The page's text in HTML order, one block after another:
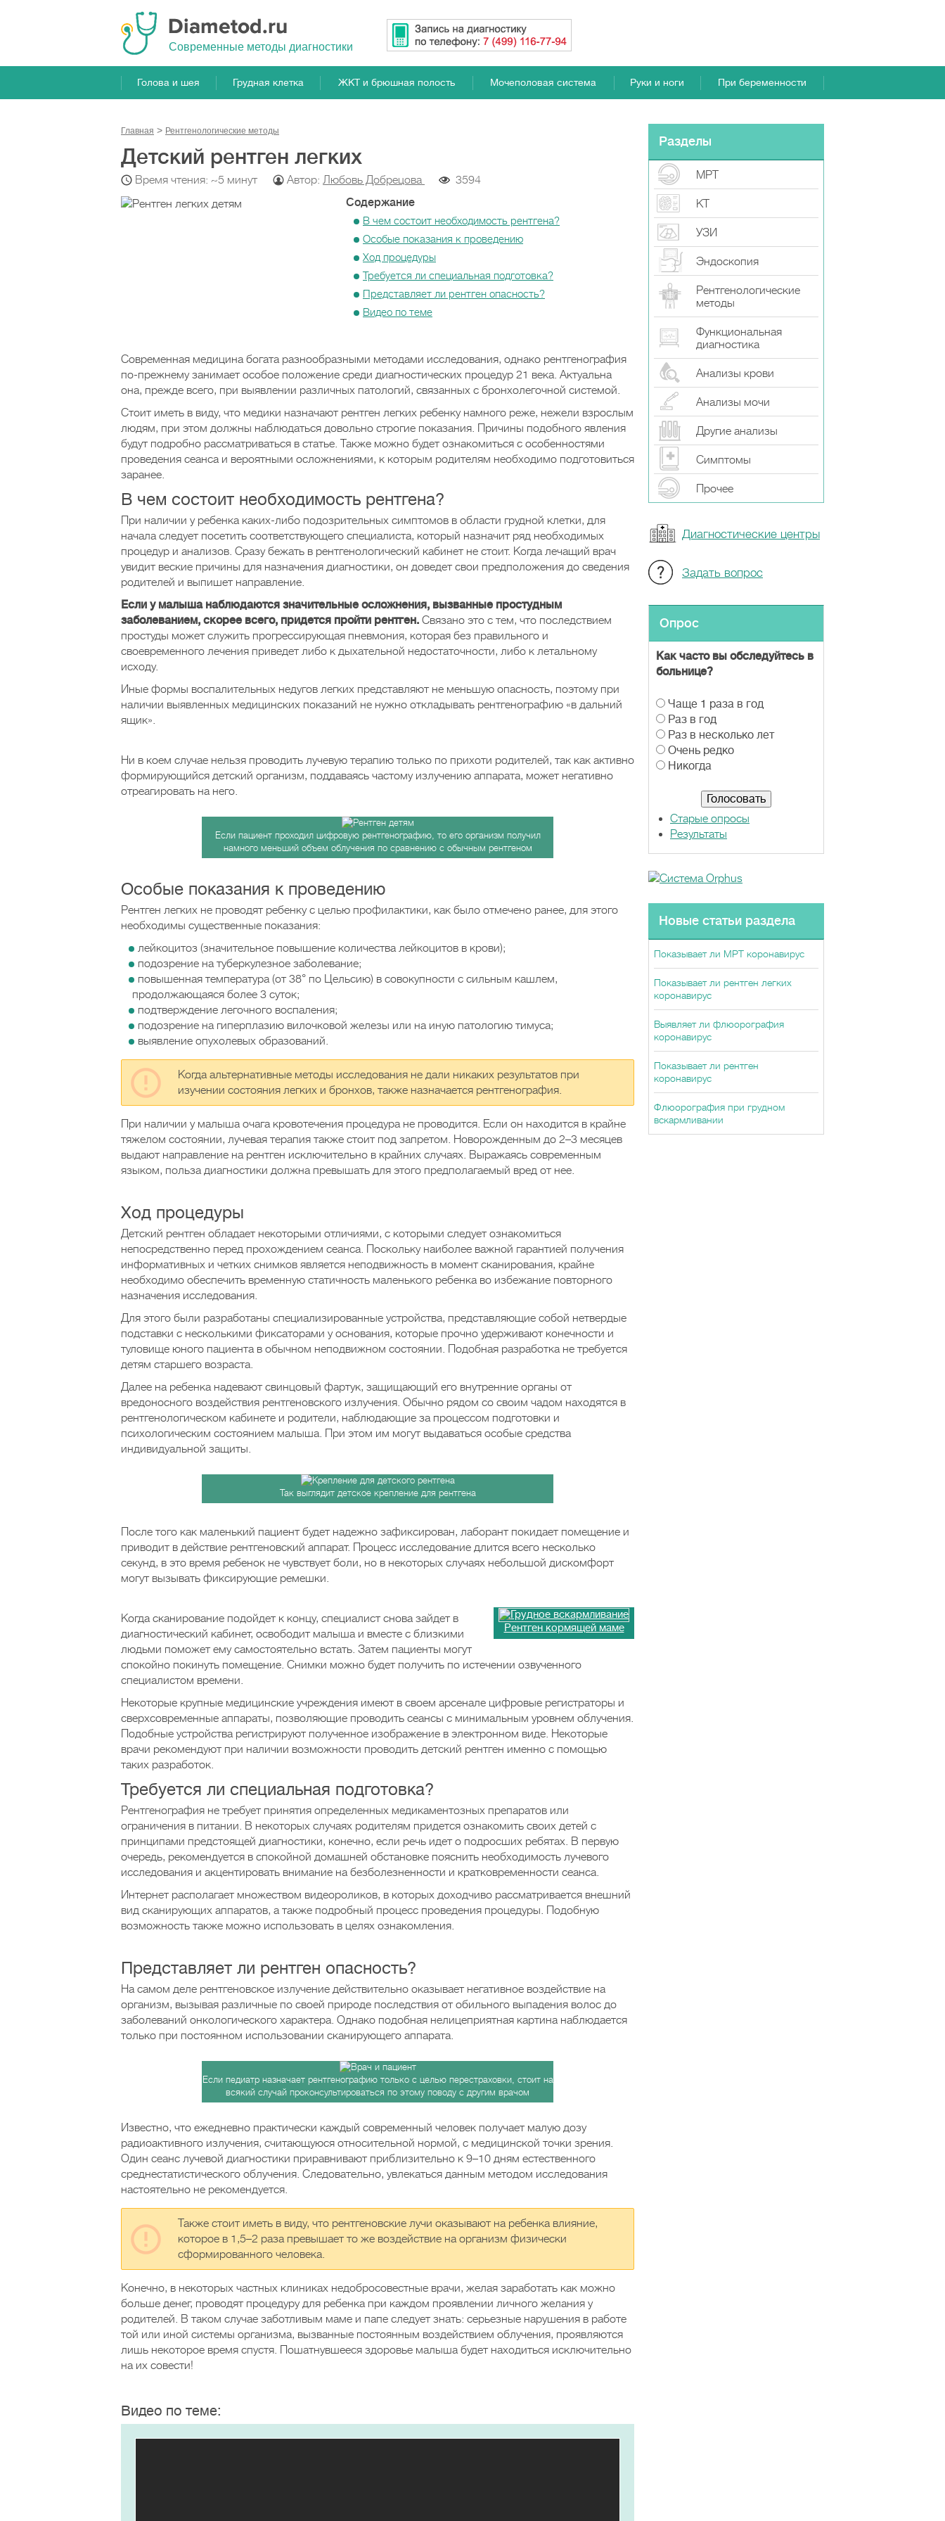
Cовременные методы диагностики
Голова и шея Грудная клетка ЖКТ и брюшная полость Мочеполовая система Руки и ноги При беременности
Главная Рентгенологические методы
Детский рентген легких
Время чтения: ~5 минут Автор: Любовь Добрецова
3594
Содержание
В чем состоит необходимость рентгена?
Особые показания к проведению
Ход процедуры
Требуется ли специальная подготовка?
Представляет ли рентген опасность?
Видео по теме
Современная медицина богата разнообразными методами исследования, однако рентгенография
по-прежнему занимает особое положение среди диагностических процедур 21 века. Актуальна
она, прежде всего, при выявлении различных патологий, связанных с бронхолегочной системой.
Стоит иметь в виду, что медики назначают рентген легких ребенку намного реже, нежели взрослым
людям, при этом должны наблюдаться довольно строгие показания. Причины подобного явления
будут подробно рассматриваться в статье. Также можно будет ознакомиться с особенностями
проведения сеанса и вероятными осложнениями, к которым родителям необходимо подготовиться
заранее.
В чем состоит необходимость рентгена?
При наличии у ребенка каких-либо подозрительных симптомов в области грудной клетки, для
начала следует посетить соответствующего специалиста, который назначит ряд необходимых
процедур и анализов. Сразу бежать в рентгенологический кабинет не стоит. Когда лечащий врач
увидит веские причины для назначения диагностики, он доведет свои предположения до сведения
родителей и выпишет направление.
Если у малыша наблюдаются значительные осложнения, вызванные простудным
заболеванием, скорее всего, придется пройти рентген. Связано это с тем, что последствием
простуды может служить прогрессирующая пневмония, которая без правильного и
своевременного лечения приведет либо к дыхательной недостаточности, либо к летальному
исходу.
Иные формы воспалительных недугов легких представляют не меньшую опасность, поэтому при
наличии выявленных медицинских показаний не нужно откладывать рентгенографию «в дальний
ящик».
Ни в коем случае нельзя проводить лучевую терапию только по прихоти родителей, так как активно
формирующийся детский организм, поддаваясь частому излучению аппарата, может негативно
отреагировать на него.
Если пациент проходил цифровую рентгенографию, то его организм получил
намного меньший объем облучения по сравнению с обычным рентгеном
Особые показания к проведению
Рентген легких не проводят ребенку с целью профилактики, как было отмечено ранее, для этого
необходимы существенные показания:
лейкоцитоз (значительное повышение количества лейкоцитов в крови);
подозрение на туберкулезное заболевание;
повышенная температура (от 38° по Цельсию) в совокупности с сильным кашлем,
продолжающаяся более 3 суток;
подтверждение легочного воспаления;
подозрение на гиперплазию вилочковой железы или на иную патологию тимуса;
выявление опухолевых образований.
Когда альтернативные методы исследования не дали никаких результатов при
изучении состояния легких и бронхов, также назначается рентгенография.
При наличии у малыша очага кровотечения процедура не проводится. Если он находится в крайне
тяжелом состоянии, лучевая терапия также стоит под запретом. Новорожденным до 2–3 месяцев
выдают направление на рентген исключительно в крайних случаях. Выражаясь современным
языком, польза диагностики должна превышать для этого предполагаемый вред от нее.
Ход процедуры
Детский рентген обладает некоторыми отличиями, с которыми следует ознакомиться
непосредственно перед прохождением сеанса. Поскольку наиболее важной гарантией получения
информативных и четких снимков является неподвижность в момент сканирования, крайне
необходимо обеспечить временную статичность маленького ребенка во избежание повторного
назначения исследования.
Для этого были разработаны специализированные устройства, представляющие собой нетвердые
подставки с несколькими фиксаторами у основания, которые прочно удерживают конечности и
туловище юного пациента в обычном неподвижном состоянии. Подобная разработка не требуется
детям старшего возраста.
Далее на ребенка надевают свинцовый фартук, защищающий его внутренние органы от
вредоносного воздействия рентгеновского излучения. Обычно рядом со своим чадом находятся в
рентгенологическом кабинете и родители, наблюдающие за процессом подготовки и
психологическим состоянием малыша. При этом им могут выдаваться особые средства
индивидуальной защиты.
Так выглядит детское крепление для рентгена
После того как маленький пациент будет надежно зафиксирован, лаборант покидает помещение и
приводит в действие рентгеновский аппарат. Процесс исследование длится всего несколько
секунд, в это время ребенок не чувствует боли, но в некоторых случаях небольшой дискомфорт
могут вызывать фиксирующие ремешки.
Рентген кормящей маме
Когда сканирование подойдет к концу, специалист снова зайдет в
диагностический кабинет, освободит малыша и вместе с близкими
людьми поможет ему самостоятельно встать. Затем пациенты могут
спокойно покинуть помещение. Снимки можно будет получить по истечении озвученного
специалистом времени.
Некоторые крупные медицинские учреждения имеют в своем арсенале цифровые регистраторы и
сверхсовременные аппараты, позволяющие проводить сеансы с минимальным уровнем облучения.
Подобные устройства регистрируют полученное изображение в электронном виде. Некоторые
врачи рекомендуют при наличии возможности проводить детский рентген именно с помощью
таких разработок.
Требуется ли специальная подготовка?
Рентгенография не требует принятия определенных медикаментозных препаратов или
ограничения в питании. В некоторых случаях родителям придется ознакомить своих детей с
принципами предстоящей диагностики, конечно, если речь идет о подросших ребятах. В первую
очередь, рекомендуется в спокойной домашней обстановке пояснить необходимость лучевого
исследования и акцентировать внимание на безболезненности и кратковременности сеанса.
Интернет располагает множеством видеороликов, в которых доходчиво рассматривается внешний
вид сканирующих аппаратов, а также подробный процесс проведения процедуры. Подобную
возможность также можно использовать в целях ознакомления.
Представляет ли рентген опасность?
На самом деле рентгеновское излучение действительно оказывает негативное воздействие на
организм, вызывая различные по своей природе последствия от обильного выпадения волос до
заболеваний онкологического характера. Однако подобная нелицеприятная картина наблюдается
только при постоянном использовании сканирующего аппарата.
Если педиатр назначает рентгенографию только с целью перестраховки, стоит на
всякий случай проконсультироваться по этому поводу с другим врачом
Известно, что ежедневно практически каждый современный человек получает малую дозу
радиоактивного излучения, считающуюся относительной нормой, с медицинской точки зрения.
Один сеанс лучевой диагностики приравнивают приблизительно к 9–10 дням естественного
среднестатистического облучения. Следовательно, увлекаться данным методом исследования
настоятельно не рекомендуется.
Также стоит иметь в виду, что рентгеновские лучи оказывают на ребенка влияние,
которое в 1,5–2 раза превышает то же воздействие на организм физически
сформированного человека.
Конечно, в некоторых частных клиниках недобросовестные врачи, желая заработать как можно
больше денег, проводят процедуру для ребенка при каждом проявлении личного желания у
родителей. В таком случае заботливым маме и папе следует знать: серьезные нарушения в работе
той или иной системы организма, вызванные постоянным воздействием облучения, проявляются
лишь некоторое время спустя. Пошатнувшееся здоровье малыша будет находиться исключительно
на их совести!
Видео по теме:
Разделы
МРТ
КТ
УЗИ
Эндоскопия
Рентгенологические
методы
Функциональная
диагностика
Анализы крови
Анализы мочи
Другие анализы
Симптомы
Прочeе
Диагностические центры
Задать вопрос
Опрос
Как часто вы обследуйтесь в
больнице?
В
а
р
и
а
Чаще 1 раза в год
Раз в год
Раз в несколько лет
Очень редко
Никогда
Старые опросы
Результаты
Новые статьи раздела
Показывает ли МРТ коронавирус
Показывает ли рентген легких
коронавирус
Выявляет ли флюорография
коронавирус
Показывает ли рентген
коронавирус
Флюорография при грудном
вскармливании